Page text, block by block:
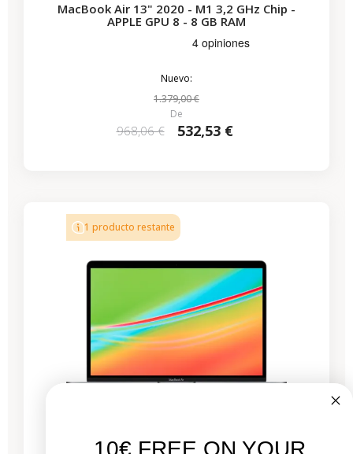
MacBook Air 13" 2020 - M1 3,2 GHz Chip -
APPLE GPU 8 - 8 GB RAM
Nuevo:
1.379,00 €
De
968,06 € 532,53 €
1 producto restante
10€ FREE ON YOUR